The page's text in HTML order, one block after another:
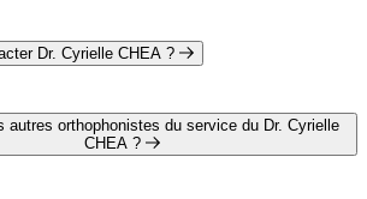
LE MONIAL
Dr. Cyrielle CHEA ?
00.
autres orthophonistes du service du Dr. Cyrielle
CHEA ?